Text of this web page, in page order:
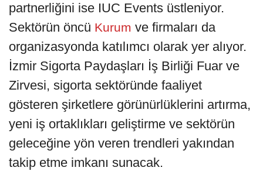
partnerliğini ise IUC Events üstleniyor.
Sektörün öncü Kurum ve firmaları da
organizasyonda katılımcı olarak yer alıyor.
İzmir Sigorta Paydaşları İş Birliği Fuar ve
Zirvesi, sigorta sektöründe faaliyet
gösteren şirketlere görünürlüklerini artırma,
yeni iş ortaklıkları geliştirme ve sektörün
geleceğine yön veren trendleri yakından
takip etme imkanı sunacak.